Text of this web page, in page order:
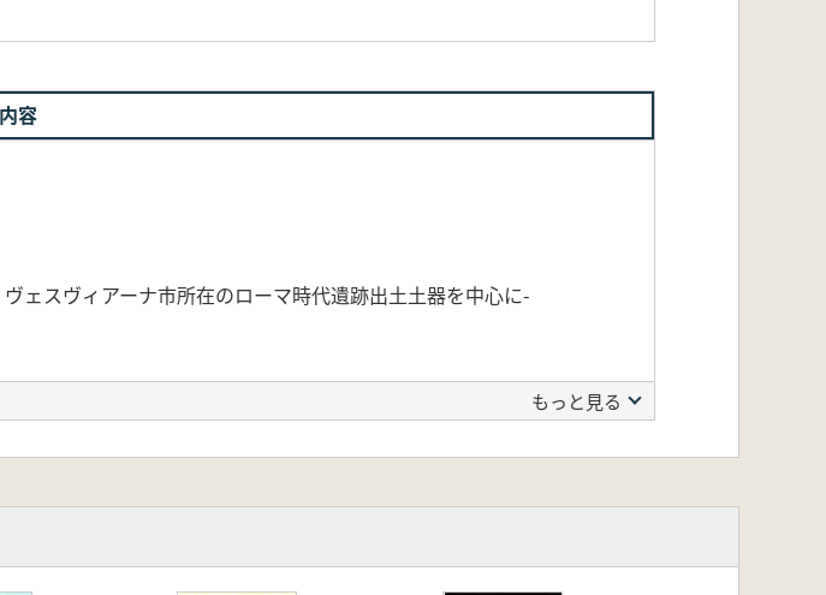
内容
ェスヴィアーナ市所在のローマ時代遺跡出土土器を中心に-
もっと見る